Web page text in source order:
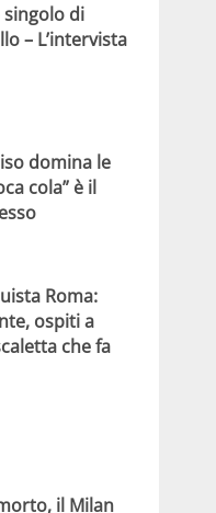
singolo di
– L’intervista
domina le
cola” è il
Roma:
ospiti a
che fa
il Milan